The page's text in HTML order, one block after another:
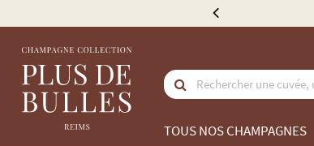
TOUS NOS CHAMPAGNES